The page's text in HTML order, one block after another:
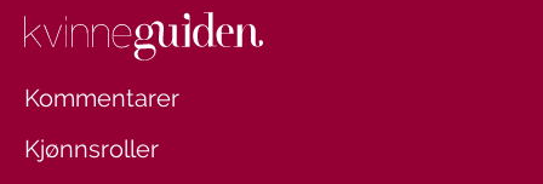
Kommentarer
Kjønnsroller